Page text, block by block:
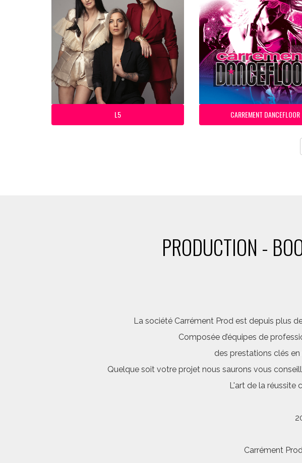
L5 CARREMENT DANCEFLOOR
PRODUCTION -
La société Carrément Prod est depuis plus
Composée d’équipes de
des prestations clés
Quelque soit votre projet nous saurons vous
L'art de la réussite
Carrément